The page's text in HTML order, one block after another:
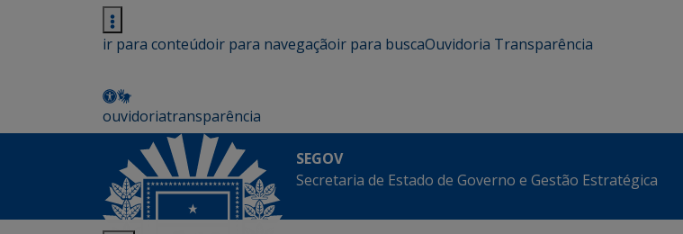
ir para conteúdoir para navegaçãoir para buscaOuvidoria Transparência
ouvidoriatransparência
SEGOV
Secretaria de Estado de Governo e Gestão Estratégica